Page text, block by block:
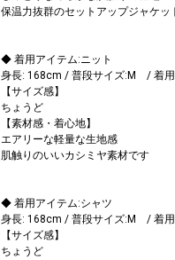
保温力抜群のセットアップジャケッ
◆ 着用アイテム:ニット
身長: 168cm / 普段サイズ:M / 着用
【サイズ感】
ちょうど
【素材感・着心地】
エアリーな軽量な生地感
肌触りのいいカシミヤ素材です
◆ 着用アイテム:シャツ
身長: 168cm / 普段サイズ:M / 着用
【サイズ感】
ちょうど